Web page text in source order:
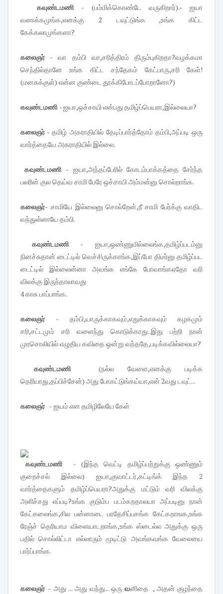
கவுண்டமணி- (பம்மிக்கொண்டே வருகிறார்).- ஐயா
வணக்கமுங்க,எனக்கு 2 டவுட்டுங்க ,உங்க கிட்ட
கேக்கலாமுங்களா?
கலைஞர்- வா தம்பி வா,சரித்திரம் திரும்புகிறதா?வழக்கமா
செந்தில்தானே உங்க கிட்ட சந்தேகம் கேட்பாரு,சரி கேள்!
(மனசுக்குள்) என்ன குண்டை தூக்கிபோடப்போறானோ?)
கவுண்டமணி - ஐயா,ஒச்சாயி என்பது தமிழ்ப்பெயரா,இல்லையா?
கலைஞர்- தமிழ் அகராதியில் தேடிப்பார்த்தோம் தம்பி,அப்படி ஒரு
வார்த்தையே அகராதியில் இல்லை.
கவுண்டமணி - ஐயா,அந்தப்பேரில் கோடம்பாக்கத்தை சேர்ந்த
பலரின் குல தெய்வ சாமி பேரே ஒச்சாயி அம்மன்னு சொல்றாங்க.
கலைஞர்-சாமியே இல்லைனு சொல்றேன்,நீ சாமி பேர்க்கு வாதிட
வந்துள்ளாயே தம்பி.
கவுண்டமணி -ஐயா,ஒண்ணுமில்லைங்க,தமிழ்ப்படம்னு
நினச்சுதான் டைட்டில் வெச்சிருக்காங்க,இப்போ திடீர்னு தமிழ்ப்பட
டைட்டில் இல்லைன்னா அவங்க எங்கே போவாங்கஏதோ வரி
விலக்கு இருந்தாலாவது
4 காசு பாப்பாங்க.
கலைஞர் - தம்பி,யாருக்காகவும்,எதுக்காகவும் கழகமும்
சரி,சட்டமும் சரி வளைந்து கொடுக்காது..இது பற்றி நான்
முரசொலியில் எழுதிய கவிதை ஒன்று வந்ததே,படிக்கவில்லையா?
கவுண்டமணி (நல்ல வேளை,எனக்கு படிக்க
தெரியாது,தப்பிச்சேன்) அது போகட்டுங்கய்யா,என் 2வது டவுட்...
கலைஞர் - ஐயம் என தமிழிலேயே கேள்
கவுண்டமணி -(இந்த வெட்டி தமிழ்ப்பற்றுக்கு ஒண்ணும்
குறைச்சல் இல்லை) ஐயா,குவாட்டர்,கட்டிங்க் இந்த 2
வார்த்தைகளும் தமிழ்ப்பெயரா?அதுக்கு மட்டும் வரி விலக்கு
அளிச்சது எப்படி?உங்க குடும்ப படம்கறதாலயா அப்படினு நான்
கேட்கலைங்க,சில பன்னாடை பரதேசிப்பசங்க கேட்கறாஙக,உங்க
ரேஞ்ச் தெரியாம விளையாடறாங்க,உங்க ஸ்டைல்ல அதுக்கு ஒரு
பதில் சொல்லிட்டா எல்லாரும் மூடிட்டு அவங்கவங்க வேலையை
பார்ப்பாங்க.
கலைஞர் - அது ... அது வந்து... ஒருவனிதை , அதன் குழந்தை